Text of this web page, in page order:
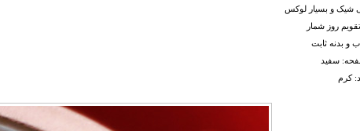
شیک و بسیار لوکس
روز شمار
و بدنه ثابت
سفید
کرم